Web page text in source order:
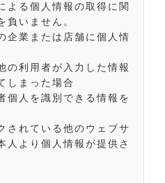
よる個人情報の取得に関
負いません。
企業または店舗に個人情
の利用者が入力した情報
しまった場合
個人を識別できる情報を
されている他のウェブサ
人より個人情報が提供さ